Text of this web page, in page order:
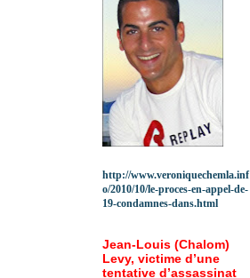
http://www.veroniquechemla.inf
o/2010/10/le-proces-en-appel-de-
19-condamnes-dans.html
Jean-Louis (Chalom)
Levy, victime d’une
tentative d’assassinat